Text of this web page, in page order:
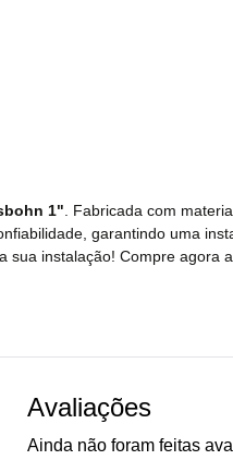
1" . Fabricada com
garantindo uma
instalação! Compre
Avaliações